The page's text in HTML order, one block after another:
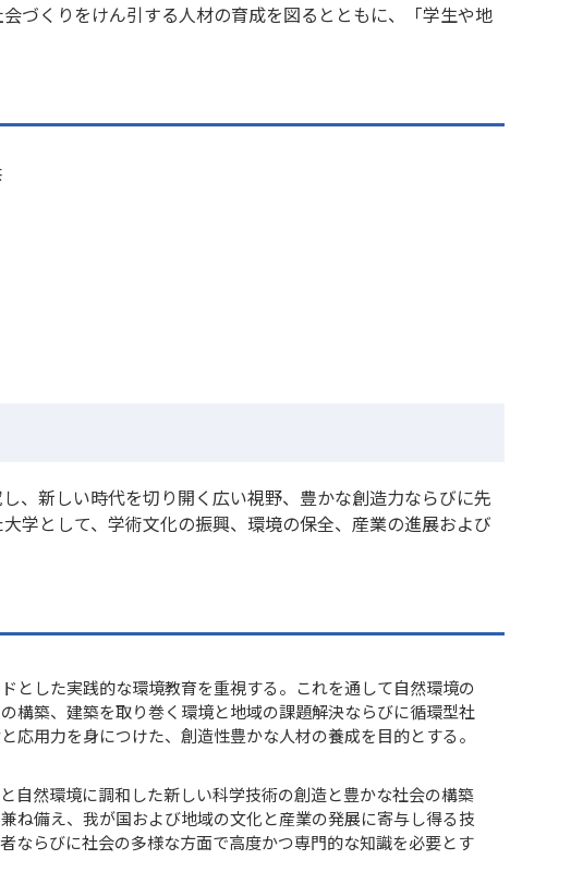
づくりをけん引する人材の育成を図るとともに、「学生や地
、新しい時代を切り開く広い視野、豊かな創造力ならびに先
学として、学術文化の振興、環境の保全、産業の進展および
とした実践的な環境教育を重視する。これを通して自然環境の
構築、建築を取り巻く環境と地域の課題解決ならびに循環型社
用力を身につけた、創造性豊かな人材の養成を目的とする。
自然環境に調和した新しい科学技術の創造と豊かな社会の構築
ね備え、我が国および地域の文化と産業の発展に寄与し得る技
ならびに社会の多様な方面で高度かつ専門的な知識を必要とす